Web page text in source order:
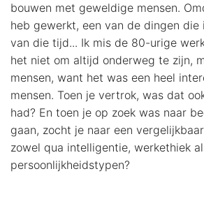
bouwen met geweldige mensen.
heb gewerkt, een van de dingen die
van die tijd... Ik mis de 80-urige
het niet om altijd onderweg te zijn,
mensen, want het was een heel
mensen. Toen je vertrok, was dat
had? En toen je op zoek was naar
gaan, zocht je naar een
zowel qua intelligentie, werkethiek
persoonlijkheidstypen?